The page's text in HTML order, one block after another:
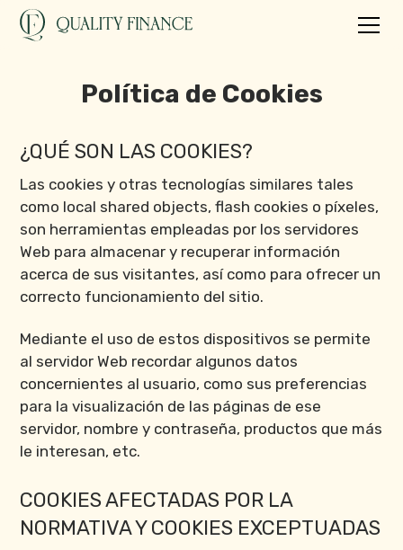
Política de Cookies
¿QUÉ SON LAS COOKIES?
Las cookies y otras tecnologías similares tales
como local shared objects, flash cookies o píxeles,
son herramientas empleadas por los servidores
Web para almacenar y recuperar información
acerca de sus visitantes, así como para ofrecer un
correcto funcionamiento del sitio.
Mediante el uso de estos dispositivos se permite
al servidor Web recordar algunos datos
concernientes al usuario, como sus preferencias
para la visualización de las páginas de ese
servidor, nombre y contraseña, productos que más
le interesan, etc.
COOKIES AFECTADAS POR LA
NORMATIVA Y COOKIES EXCEPTUADAS